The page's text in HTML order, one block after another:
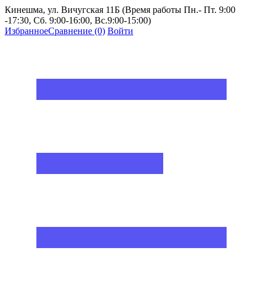
Кинешма, ул. Вичугская 11Б (Время работы Пн.- Пт. 9:00
-17:30, Сб. 9:00-16:00, Вс.9:00-15:00)
ИзбранноеСравнение (0) Войти